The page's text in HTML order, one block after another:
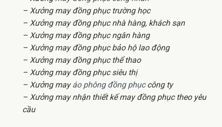
– Xưởng may đồng phục trường học
– Xưởng may đồng phục nhà hàng, khách sạn
– Xưởng may đồng phục ngân hàng
– Xưởng may đồng phục bảo hộ lao động
– Xưởng may đồng phục thể thao
– Xưởng may đồng phục siêu thị
– Xưởng mayáo phông đồng phụccông ty
– Xưởng may nhận thiết kế may đồng phục theo yêu
cầu